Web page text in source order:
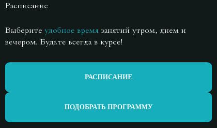
Расписание
Выберите удобное время занятий утром, днем и
вечером. Будьте всегда в курсе!
РАСПИСАНИЕ
ПОДОБРАТЬ ПРОГРАММУ